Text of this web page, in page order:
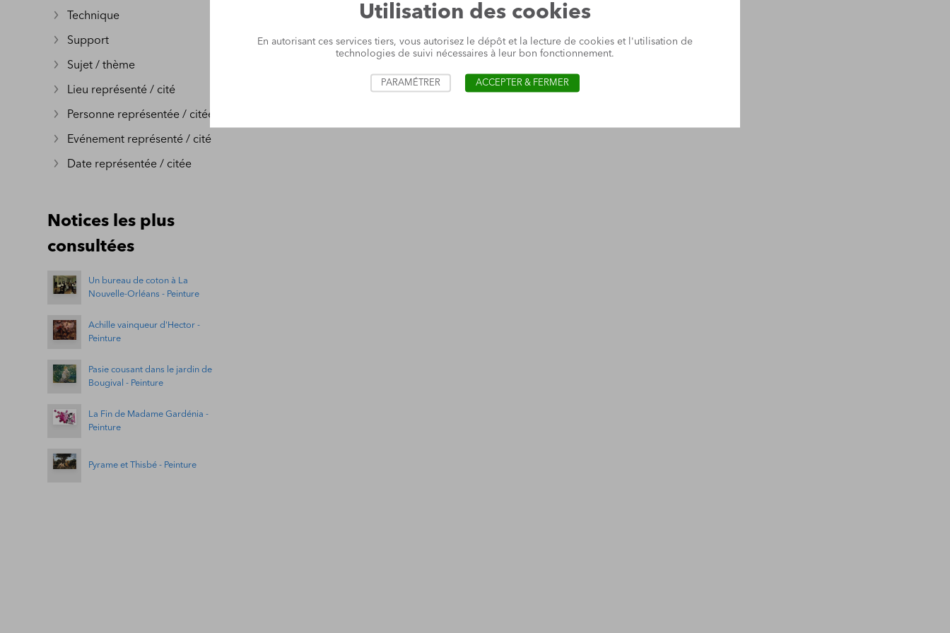
Afficher plus
Technique
Afficher plus
Support
Afficher plus
Sujet / thème
Afficher plus
Lieu représenté / cité
Afficher plus
Personne représentée / citée
Afficher plus
Evénement représenté / cité
Afficher plus
Date représentée / citée
Notices les plus
consultées
Un bureau de coton à La
Nouvelle-Orléans - Peinture
Achille vainqueur d'Hector -
Peinture
Pasie cousant dans le jardin de
Bougival - Peinture
La Fin de Madame Gardénia -
Peinture
Pyrame et Thisbé - Peinture
Utilisation des cookies
En autorisant ces services tiers, vous autorisez le dépôt et la lecture de cookies et l'utilisation de
technologies de suivi nécessaires à leur bon fonctionnement.
PARAMÉTRER ACCEPTER & FERMER